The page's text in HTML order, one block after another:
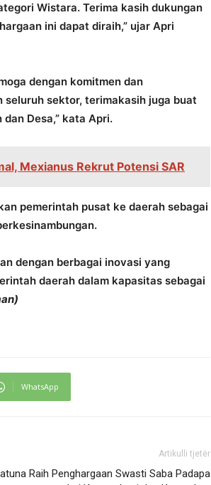
Wistara. Terima kasih dukungan
ini dapat diraih,” ujar Apri
dengan komitmen dan
sektor, terimakasih juga buat
Desa,” kata Apri.
Mexianus Rekrut Potensi SAR
pemerintah pusat ke daerah sebagai
dengan berbagai inovasi yang
daerah dalam kapasitas sebagai
WhatsApp
Artikulli tjetër
Raih Penghargaan Swasti Saba Padapa